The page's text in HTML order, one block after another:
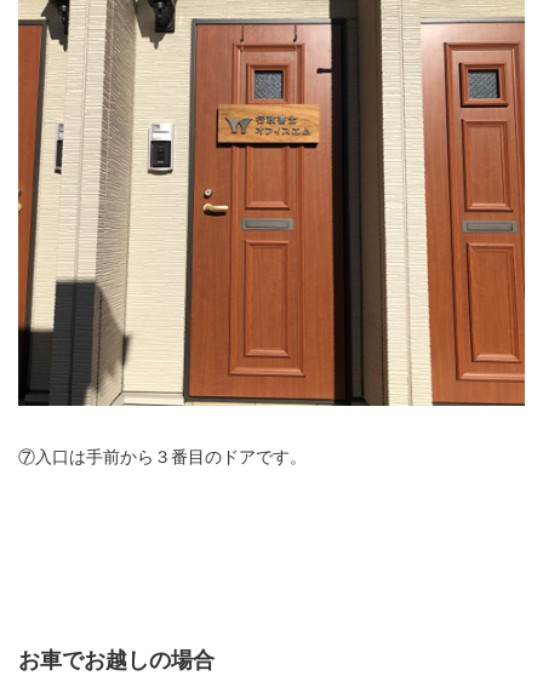
⑦入口は手前から３番目のドアです。
お車でお越しの場合